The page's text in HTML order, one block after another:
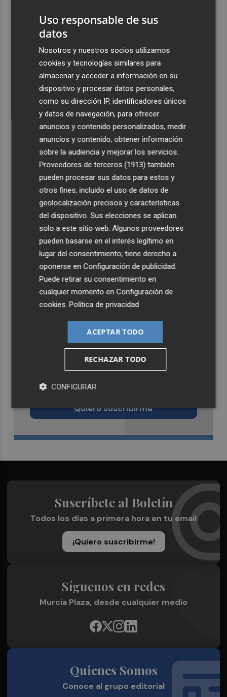
cima del cine: un documental recupera la voz y la mirada
del actor
Mario Domínguez, a un paso del Excelsior Róterdam de
la Eredivisie
Entidades del Camp d'Elx reclaman más protagonismo
en las fiestas para la Ufece y conciertos en valenciano
El Ibex 35 sube un 2% la primera semana de agosto tras
conquistar los históricos 20.000 puntos
Recibe toda la actualidad de
Murcia Plaza en tu correo
Quiero suscribirme
Suscríbete al Boletín
Todos los días a primera hora en tu email
¡Quiero suscribirme!
Síguenos en redes
Murcia Plaza, desde cualquier medio
Quienes Somos
Conoce al grupo editorial
Uso responsable de sus
datos
Nosotros y nuestros socios utilizamos
cookies y tecnologías similares para
almacenar y acceder a información en su
dispositivo y procesar datos personales,
como su dirección IP, identificadores únicos
y datos de navegación, para ofrecer
anuncios y contenido personalizados, medir
anuncios y contenido, obtener información
sobre la audiencia y mejorar los servicios.
Proveedores de terceros (1913) también
pueden procesar sus datos para estos y
otros fines, incluido el uso de datos de
geolocalización precisos y características
del dispositivo. Sus elecciones se aplican
solo a este sitio web. Algunos proveedores
pueden basarse en el interés legítimo en
lugar del consentimiento; tiene derecho a
oponerse enConfiguración de publicidad
Puede retirar su consentimiento en
cualquier momento enConfiguración de
cookies .Política de privacidad
ACEPTAR TODO
RECHAZAR TODO
CONFIGURAR